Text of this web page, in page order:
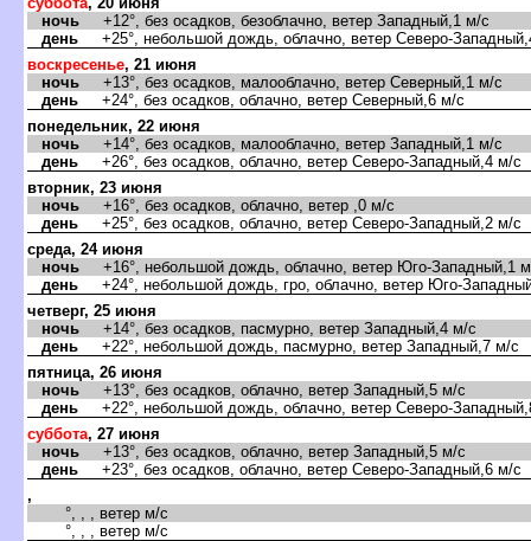
ночь +12°, без осадков, безоблачно, ветер Западный,1 м/с
день +25°, небольшой дождь, облачно, ветер Северо-
оскресенье, 21 июня
ночь +13°, без осадков, малооблачно, ветер Северный,1 м/с
день +24°, без осадков, облачно, ветер Северный,6 м/с
понедельник, 22 июня
ночь +14°, без осадков, малооблачно, ветер Западный,1 м/с
день +26°, без осадков, облачно, ветер Северо-Западный,4 м/с
торник, 23 июня
ночь +16°, без осадков, облачно, ветер ,0 м/с
день +25°, без осадков, облачно, ветер Северо-Западный,2 м/с
среда, 24 июня
ночь +16°, небольшой дождь, облачно, ветер Юго-Западный,1
день +24°, небольшой дождь, гро, облачно, ветер Юго-
четверг, 25 июня
ночь +14°, без осадков, пасмурно, ветер Западный,4 м/с
день +22°, небольшой дождь, пасмурно, ветер Западный,7 м/с
пятница, 26 июня
ночь +13°, без осадков, облачно, ветер Западный,5 м/с
день +22°, небольшой дождь, облачно, ветер Северо-
суббота, 27 июня
ночь +13°, без осадков, облачно, ветер Западный,5 м/с
день +23°, без осадков, облачно, ветер Северо-Западный,6 м/с
,
°, , , ветер м/с
°, , , ветер м/с